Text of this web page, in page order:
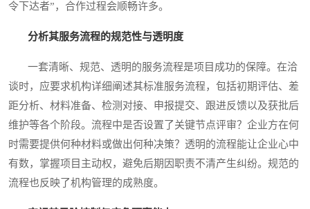
令下达者”，合作过程会顺畅许多。
分析其服务流程的规范性与透明度
一套清晰、规范、透明的服务流程是项目成功的保障。在洽
谈时，应要求机构详细阐述其标准服务流程，包括初期评估、差
距分析、材料准备、检测对接、申报提交、跟进反馈以及获批后
维护等各个阶段。流程中是否设置了关键节点评审？企业方在何
时需要提供何种材料或做出何种决策？透明的流程能让企业心中
有数，掌握项目主动权，避免后期因职责不清产生纠纷。规范的
流程也反映了机构管理的成熟度。